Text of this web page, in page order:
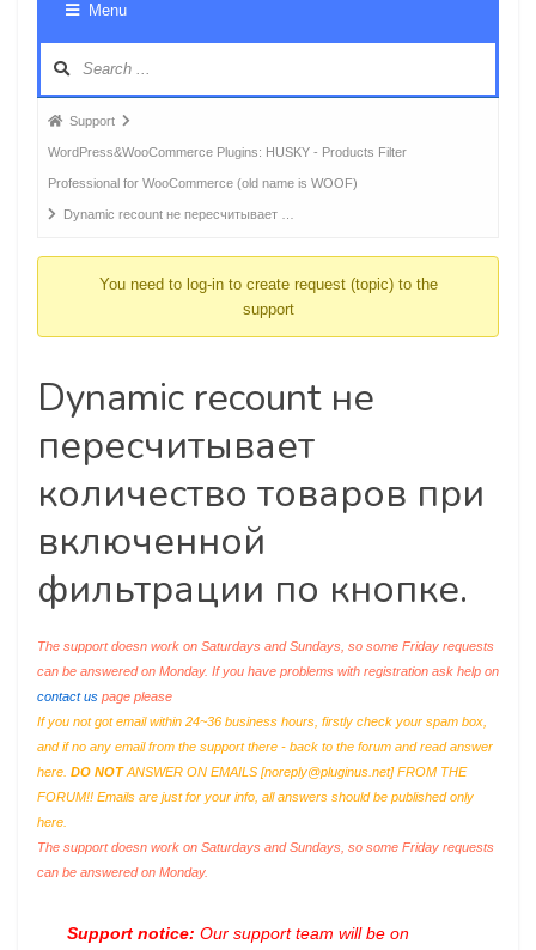
Menu
Forum
breadcrumbs
-
You
Support
WordPress&WooCommerce Plugins: HUSKY - Products Filter
Professional for WooCommerce (old name is WOOF)
Dynamic recount не пересчитывает …
You need to log-in to create request (topic) to the
support
Dynamic recount не
пересчитывает
количество товаров при
включенной
фильтрации по кнопке.
The support doesn work on Saturdays and Sundays, so some Friday requests
can be answered on Monday. If you have problems with registration ask help on
contact us page please
If you not got email within 24~36 business hours, firstly check your spam box,
and if no any email from the support there - back to the forum and read answer
here. DO NOTANSWER ON EMAILS [noreply@pluginus.net] FROM THE
FORUM!! Emails are just for your info, all answers should be published only
here.
The support doesn work on Saturdays and Sundays, so some Friday requests
can be answered on Monday.
Support notice: Our support team will be on